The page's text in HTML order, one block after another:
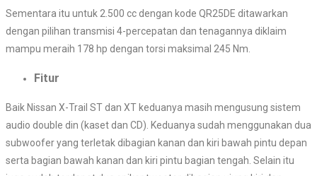
Sementara itu untuk 2.500 cc dengan kode QR25DE ditawarkan
dengan pilihan transmisi 4-percepatan dan tenagannya diklaim
mampu meraih 178 hp dengan torsi maksimal 245 Nm.
Fitur
Baik Nissan X-Trail ST dan XT keduanya masih mengusung sistem
audio double din (kaset dan CD). Keduanya sudah menggunakan dua
subwoofer yang terletak dibagian kanan dan kiri bawah pintu depan
serta bagian bawah kanan dan kiri pintu bagian tengah. Selain itu